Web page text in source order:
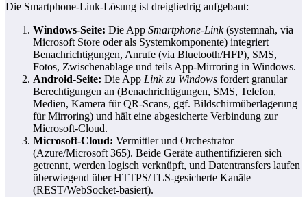
Die Smartphone‑Link‑Lösung ist dreigliedrig aufgebaut:
Windows‑Seite: Die App Smartphone‑Link(systemnah, via
Microsoft Store oder als Systemkomponente) integriert
Benachrichtigungen, Anrufe (via Bluetooth/HFP), SMS,
Fotos, Zwischenablage und teils App‑Mirroring in Windows.
Android‑Seite: Die App Link zu Windows fordert granular
Berechtigungen an (Benachrichtigungen, SMS, Telefon,
Medien, Kamera für QR‑Scans, ggf. Bildschirmüberlagerung
für Mirroring) und hält eine abgesicherte Verbindung zur
Microsoft‑Cloud.
Microsoft‑Cloud: Vermittler und Orchestrator
(Azure/Microsoft 365). Beide Geräte authentifizieren sich
getrennt, werden logisch verknüpft, und Datentransfers laufen
überwiegend über HTTPS/TLS‑gesicherte Kanäle
(REST/WebSocket‑basiert).